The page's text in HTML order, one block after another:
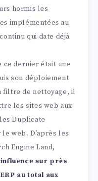
hormis les
implémentées au
qui date déjà
ce dernier était une
son déploiement
filtre de nettoyage, il
les sites web aux
Duplicate
web. D’après les
Engine Land,
sur près
au total aux